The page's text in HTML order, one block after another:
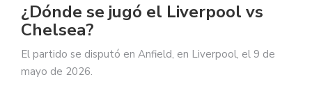
¿Dónde se jugó el Liverpool vs
Chelsea?
El partido se disputó en Anfield, en Liverpool, el 9 de
mayo de 2026.